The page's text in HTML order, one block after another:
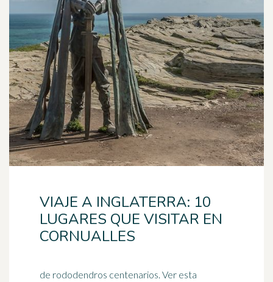
VIAJE A INGLATERRA: 10
LUGARES QUE VISITAR EN
CORNUALLES
de rododendros centenarios. Ver esta